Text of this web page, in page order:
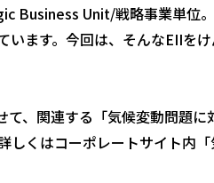
Business Unit/戦略事業単位
ます。今回は、そんなEIIを
、関連する「気候変動問題
くはコーポレートサイト内